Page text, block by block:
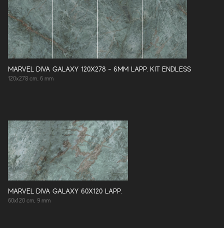
MARVEL DIVA GALAXY 120X278 - 6MM LAPP. KIT ENDLESS
120x278 cm, 6 mm
MARVEL DIVA GALAXY 60X120 LAPP.
60x120 cm, 9 mm